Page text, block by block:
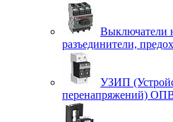
Выключатели
разъединители,
УЗИП
перенапряжений)